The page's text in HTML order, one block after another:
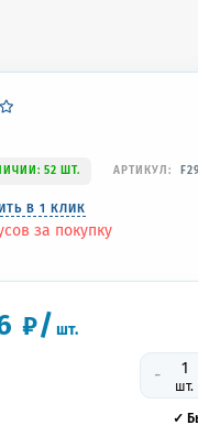
52 ШТ. АРТИКУЛ:
В 1 КЛИК
за покупку
₽/ шт.
-
шт.
✓